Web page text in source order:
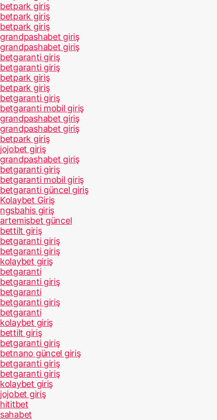
betpark giriş
betpark giriş
betpark giriş
grandpashabet giriş
grandpashabet giriş
betgaranti giriş
betgaranti giriş
betpark giriş
betpark giriş
betgaranti giriş
betgaranti mobil giriş
grandpashabet giriş
grandpashabet giriş
betpark giriş
jojobet giriş
grandpashabet giriş
betgaranti giriş
betgaranti mobil giriş
betgaranti güncel giriş
Kolaybet Giriş
ngsbahis giriş
artemisbet güncel
bettilt giriş
betgaranti giriş
betgaranti giriş
kolaybet giriş
betgaranti
betgaranti giriş
betgaranti
betgaranti giriş
betgaranti
kolaybet giriş
bettilt giriş
betgaranti giriş
betnano güncel giriş
betgaranti giriş
betgaranti giriş
kolaybet giriş
jojobet giriş
hititbet
sahabet